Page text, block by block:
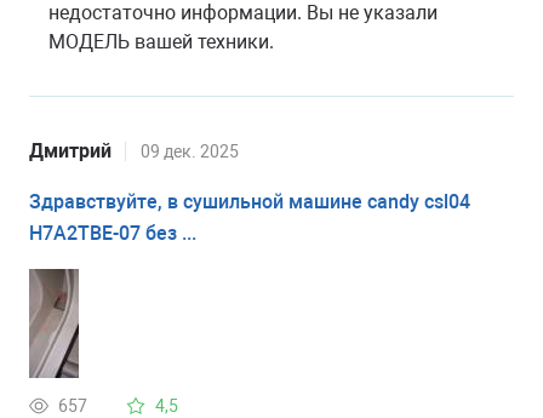
недостаточно информации. Вы не указали
МОДЕЛЬ вашей техники.
Дмитрий 09 дек. 2025
Здравствуйте, в сушильной машине candy csl04
H7A2TBE-07 без ...
657 4,5